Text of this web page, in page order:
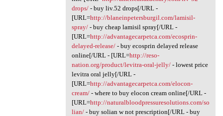
drops/- buy liv.52 drops[/URL -
[URL=http://blaneinpetersburgil.com/lamisil-
spray/- buy cheap lamisil spray[/URL -
[URL=http://advantagecarpetca.com/ecosprin-
delayed-release/- buy ecosprin delayed release
online[/URL - [URL=http://reso-
nation.org/product/levitra-oral-jelly/- lowest price
levitra oral jelly[/URL -
[URL=http://advantagecarpetca.com/elocon-
cream/- where to buy elocon cream online[/URL -
[URL=http://naturalbloodpressuresolutions.com/so
lian/- buy solian w not prescription[/URL - buy